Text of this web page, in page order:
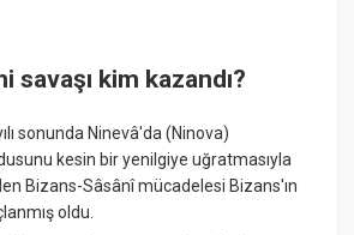
savaşı kim kazandı?
sonunda Ninevâ'da (Ninova)
kesin bir yenilgiye uğratmasıyla
Bizans-Sâsânî mücadelesi Bizans'ın
oldu.